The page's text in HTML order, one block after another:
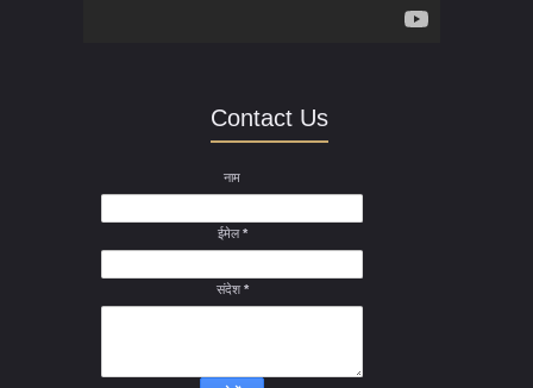
Contact Us
नाम
ईमेल*
संदेश*